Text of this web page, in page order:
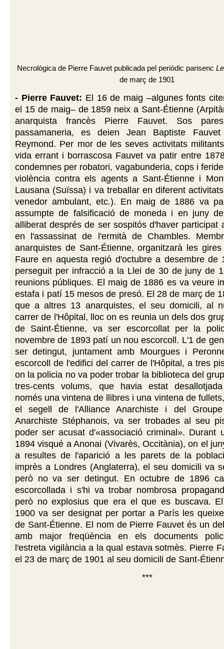
Necrològica de Pierre Fauvet publicada pel periòdic parisenc
de març de 1901
- Pierre Fauvet: El 16 de maig –algunes fonts
el 15 de maig–de 1859 neix a Sant-Étienne
anarquista francès Pierre Fauvet. Sos
passamaneria, es deien Jean Baptiste
Reymond. Per mor de les seves activitats
vida errant i borrascosa Fauvet va patir entre
condemnes per robatori, vagabunderia, cops i
violència contra els agents a Sant-Étienne i
Lausana (Suïssa) i va treballar en diferent
venedor ambulant, etc.). En maig de 1886 va
assumpte de falsificació de moneda i en juny
alliberat després de ser sospitós d'haver participat
en l'assassinat de l'ermità de Chambles.
anarquistes de Sant-Étienne, organitzarà les
Faure en aquesta regió d'octubre a desembre de
perseguit per infracció a la Llei de 30 de juny de
reunions públiques. El maig de 1886 es va veure
estafa i patí 15 mesos de presó. El 28 de març de
que a altres 13 anarquistes, el seu domicili, al
carrer de l'Hôpital, lloc on es reunia un dels dos
de Saint-Étienne, va ser escorcollat per la
novembre de 1893 patí un nou escorcoll. L'1 de
ser detingut, juntament amb Mourgues i
escorcoll de l'edifici del carrer de l'Hôpital, a tres
on la policia no va poder trobar la biblioteca del
tres-cents volums, que havia estat
només una vintena de llibres i una vintena de
el segell de l'Alliance Anarchiste i del Groupe
Anarchiste Stéphanois, va ser trobades al seu
poder ser acusat d'«associació criminal». Durant
1894 visqué a Anonai (Vivarès, Occitània), on el
a resultes de l'aparició a les parets de la
imprès a Londres (Anglaterra), el seu domicili va
però no va ser detingut. En octubre de 1896
escorcollada i s'hi va trobar nombrosa
però no explosius que era el que es buscava.
1900 va ser designat per portar a París les
de Sant-Étienne. El nom de Pierre Fauvet és un
amb major freqüència en els documents
l'estreta vigilància a la qual estava sotmès. Pierre
el 23 de març de 1901 al seu domicili de Sant-
***